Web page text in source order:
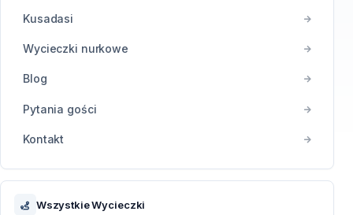
Kusadasi
Wycieczki nurkowe
Blog
Pytania gości
Kontakt
Wszystkie Wycieczki